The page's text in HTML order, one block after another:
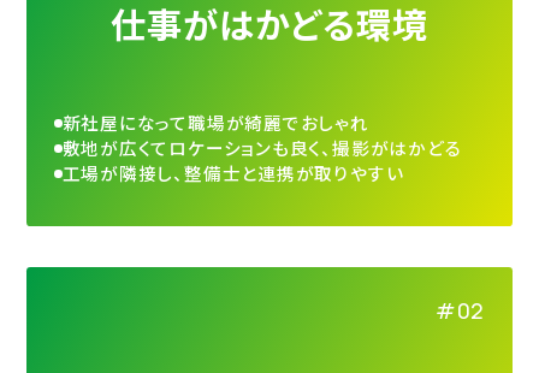
仕事がはかどる環境
新社屋になって職場が綺麗でおしゃれ
敷地が広くてロケーションも良く、撮影がはかどる
工場が隣接し、整備士と連携が取りやすい